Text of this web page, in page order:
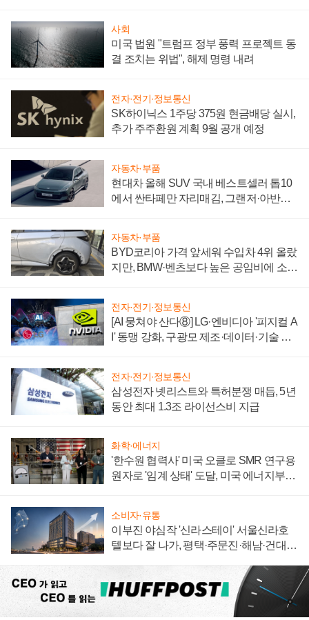
사회
미국 법원 "트럼프 정부 풍력 프로젝트 동
결 조치는 위법", 해제 명령 내려
전자·전기·정보통신
SK하이닉스 1주당 375원 현금배당 실시,
추가 주주환원 계획 9월 공개 예정
자동차·부품
현대차 올해 SUV 국내 베스트셀러 톱10
에서 싼타페만 자리매김, 그랜저·아반떼
자동차·부품
BYD코리아 가격 앞세워 수입차 4위 올랐
지만, BMW·벤츠보다 높은 공임비에 소비
전자·전기·정보통신
[AI 뭉쳐야 산다⑧] LG·엔비디아 '피지컬 A
I' 동맹 강화, 구광모 제조·데이터·기술 결
전자·전기·정보통신
삼성전자 넷리스트와 특허분쟁 매듭, 5년
동안 최대 1.3조 라이선스비 지급
화학·에너지
'한수원 협력사' 미국 오클로 SMR 연구용
원자로 '임계 상태' 도달, 미국 에너지부
소비자·유통
이부진 야심작 '신라스테이' 서울신라호
텔보다 잘 나가, 평택·주문진·해남·건대로